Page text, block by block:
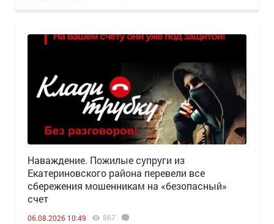
Наваждение. Пожилые супруги из
Екатериновского района перевели все
сбережения мошенникам на «безопасный»
счет
06.08.2026 10:49 867